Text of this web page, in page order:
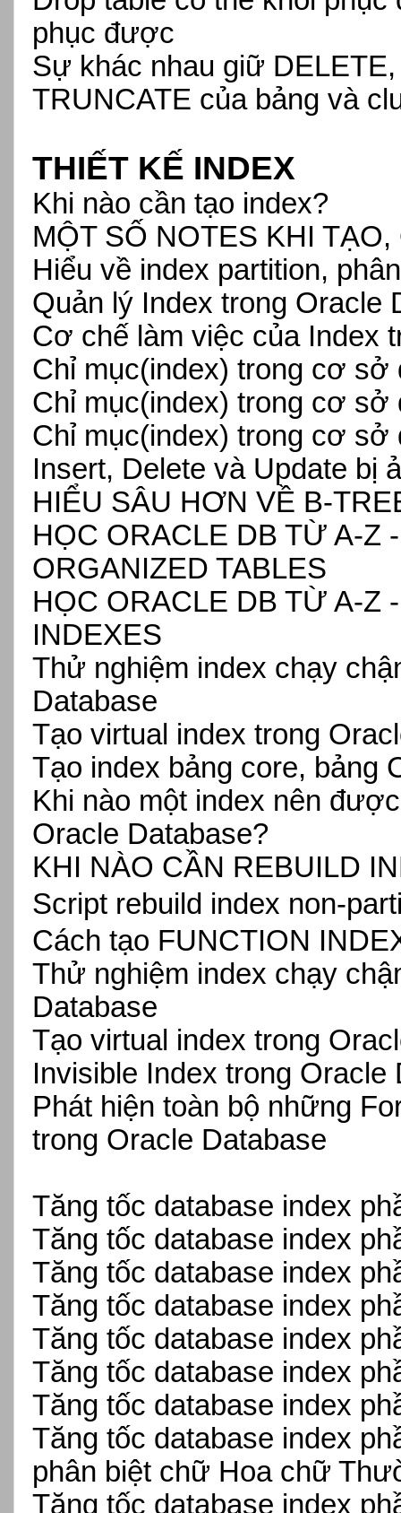
phục được
Sự khác nhau giữ
TRUNCATE của bảng và
THIẾT KẾ INDEX
Khi nào cần tạo index?
MỘT SỐ NOTES KHI
Hiểu về index partition,
Quản lý Index trong Oracle
Cơ chế làm việc của Index
Chỉ mục(index) trong cơ sở
Chỉ mục(index) trong cơ sở
Chỉ mục(index) trong cơ sở
Insert, Delete và Update bị
HIỂU SÂU HƠN VỀ B-
HỌC ORACLE DB TỪ A-Z
ORGANIZED TABLES
HỌC ORACLE DB TỪ A-Z
INDEXES
Thử nghiệm index chạy
Database
Tạo virtual index trong
Tạo index bảng core, bảng
Khi nào một index nên
Oracle Database?
KHI NÀO CẦN REBUILD
Script rebuild index non-
Cách tạo FUNCTION
Thử nghiệm index chạy
Database
Tạo virtual index trong
Invisible Index trong Oracle
Phát hiện toàn bộ những
trong Oracle Database
Tăng tốc database index
Tăng tốc database index
Tăng tốc database index
Tăng tốc database index
Tăng tốc database index
Tăng tốc database index
Tăng tốc database index
Tăng tốc database index
phân biệt chữ Hoa chữ
Tăng tốc database index